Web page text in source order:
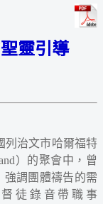
靈引導
治文市哈爾福特
）的聚會中，曾
強調團體禱告的需
徒錄音帶職事